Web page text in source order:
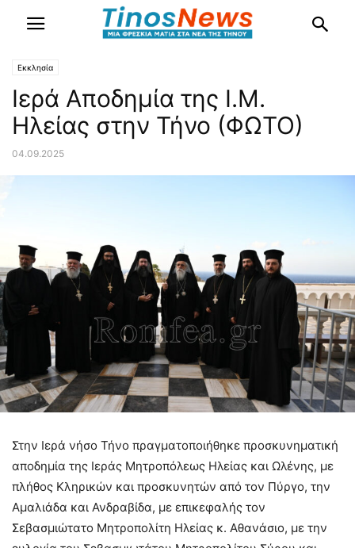
Εκκλησία
Ιερά Αποδημία της Ι.Μ.
Ηλείας στην Τήνο (ΦΩΤΟ)
04.09.2025
Στην Ιερά νήσο Τήνο πραγματοποιήθηκε προσκυνηματική
αποδημία της Ιεράς Μητροπόλεως Ηλείας και Ωλένης, με
πλήθος Κληρικών και προσκυνητών από τον Πύργο, την
Αμαλιάδα και Ανδραβίδα, με επικεφαλής τον
Σεβασμιώτατο Μητροπολίτη Ηλείας κ. Αθανάσιο, με την